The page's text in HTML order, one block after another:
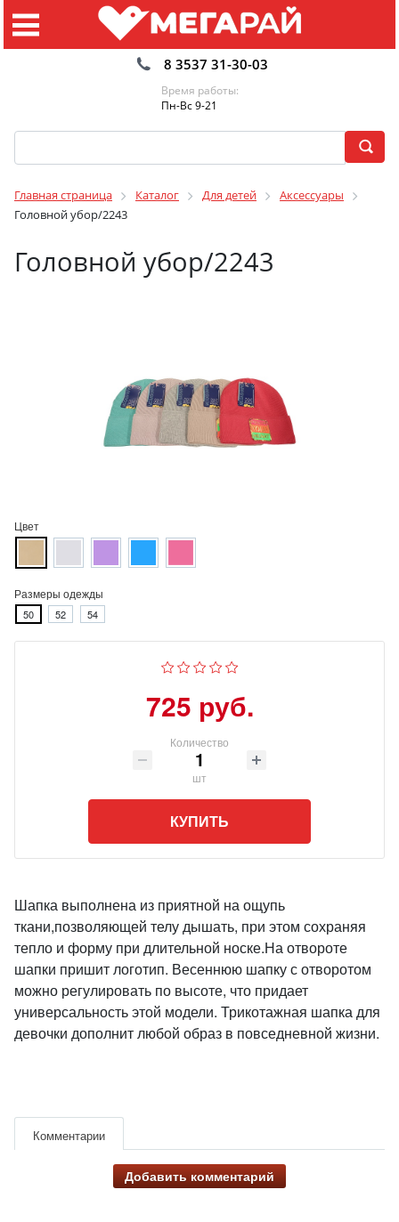
8 3537 31-30-03
Время работы:
Пн-Вс 9-21
Главная страница Каталог Для детей
Аксессуары
Головной убор/2243
Головной убор/2243
Цвет
Размеры одежды
50 52 54
725 руб.
Количество
шт
КУПИТЬ
Шапка выполнена из приятной на ощупь
ткани,позволяющей телу дышать, при этом сохраняя
тепло и форму при длительной носке.На отвороте
шапки пришит логотип. Весеннюю шапку с отворотом
можно регулировать по высоте, что придает
универсальность этой модели. Трикотажная шапка для
девочки дополнит любой образ в повседневной жизни.
Комментарии
Добавить комментарий